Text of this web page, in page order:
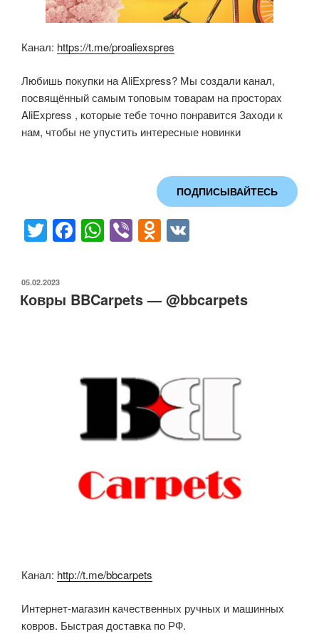
Канал: https://t.me/proaliexspres
Любишь покупки на AliExpress? Мы создали канал,
посвящённый самым топовым товарам на просторах
AliExpress , которые тебе точно понравится Заходи к
нам, чтобы не упустить интересные новинки
ПОДПИСЫВАЙТЕСЬ
T
wi
tt
er
F
a
e
k
W
h
s
Vi
b
O
d
o
ni
ki
ОПУБЛИКОВАНО
05.02.2023
Ковры BBCarpets — @bbcarpets
Канал: http://t.me/bbcarpets
Интернет-магазин качественных ручных и машинных
ковров. Быстрая доставка по РФ.